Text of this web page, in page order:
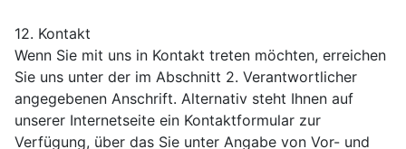
12. Kontakt
Wenn Sie mit uns in Kontakt treten möchten, erreichen
Sie uns unter der im Abschnitt 2. Verantwortlicher
angegebenen Anschrift. Alternativ steht Ihnen auf
unserer Internetseite ein Kontaktformular zur
Verfügung, über das Sie unter Angabe von Vor- und